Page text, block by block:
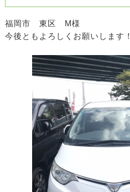
福岡市 東区 M様
今後ともよろしくお願いします！